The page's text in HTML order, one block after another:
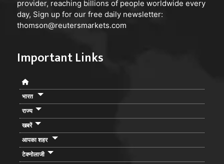
उचित कार्रवाई करनी चाहिए ताकि अंबेडकर नगर की भोली भाली
जनता ऐसे ठगों का शिकार न बन पाए जिससे जनपद वासी अपने
आप को ऐसे ठग से बचा सके
provider, reaching billions of people worldwide every
day, Sign up for our free daily newsletter:
thomson@reutersmarkets.com
Important Links
भारत
राज्य
खबरें
आपका शहर
टेक्नोलाजी